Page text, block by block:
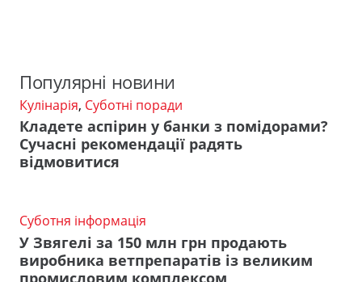
Популярні новини
Кулінарія, Суботні поради
Кладете аспірин у банки з помідорами?
Сучасні рекомендації радять
відмовитися
Суботня інформація
У Звягелі за 150 млн грн продають
виробника ветпрепаратів із великим
промисловим комплексом